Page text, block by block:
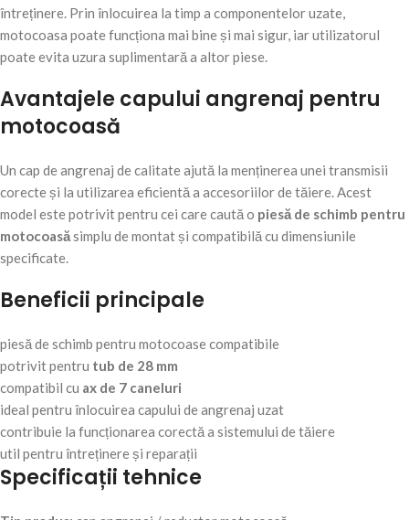
întreținere. Prin înlocuirea la timp a componentelor uzate,
motocoasa poate funcționa mai bine și mai sigur, iar utilizatorul
poate evita uzura suplimentară a altor piese.
Avantajele capului angrenaj pentru
motocoasă
Un cap de angrenaj de calitate ajută la menținerea unei transmisii
corecte și la utilizarea eficientă a accesoriilor de tăiere. Acest
model este potrivit pentru cei care caută o piesă de schimb pentru
motocoasăsimplu de montat și compatibilă cu dimensiunile
specificate.
Beneficii principale
piesă de schimb pentru motocoase compatibile
potrivit pentru tub de 28 mm
compatibil cu ax de 7 caneluri
ideal pentru înlocuirea capului de angrenaj uzat
contribuie la funcționarea corectă a sistemului de tăiere
util pentru întreținere și reparații
Specificații tehnice